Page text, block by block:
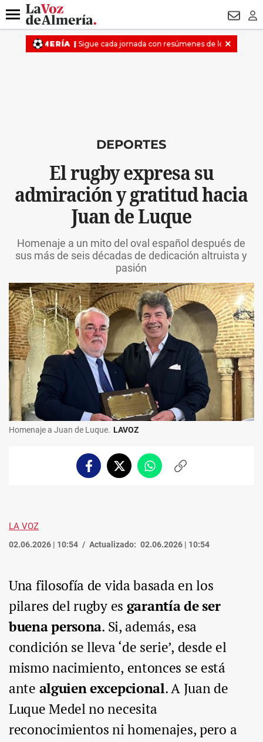
DESTACADO
Menú
DEPORTES
El rugby expresa su
admiración y gratitud hacia
Juan de Luque
Homenaje a un mito del oval español después de
sus más de seis décadas de dedicación altruista y
pasión
Homenaje a Juan de Luque. LAVOZ
FacebookTwitterWhatsappCopiar
LA VOZ
02.06.2026 | 10:54 Actualizado: 02.06.2026 | 10:54
Una filosofía de vida basada en los
pilares del rugby es garantía de ser
buena persona. Si, además, esa
condición se lleva ‘de serie’, desde el
mismo nacimiento, entonces se está
ante alguien excepcional. A Juan de
Luque Medel no necesita
reconocimientos ni homenajes, pero a